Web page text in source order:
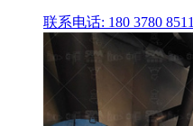
联系电话: 180 3780 8511